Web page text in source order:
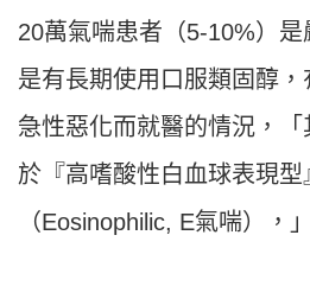
20萬氣喘患者（5-10%）
是有長期使用口服類固醇
急性惡化而就醫的情況，
於『高嗜酸性白血球表現型
（Eosinophilic, E氣喘），